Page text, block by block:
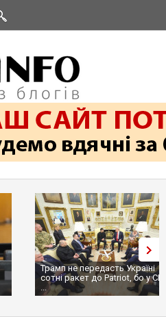
Трамп не передасть Україні
сотні ракет до Patriot, бо у
...